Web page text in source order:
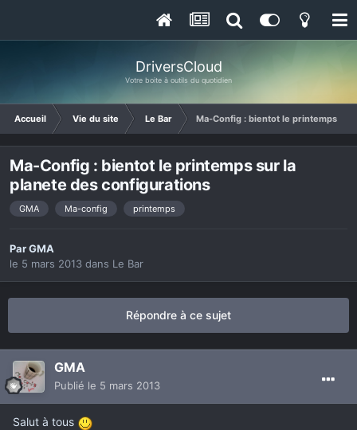
DriversCloud
Votre boite à outils du quotidien
Accueil Vie du site Le Bar Ma-Config : bientot le printemps
Ma-Config : bientot le printemps sur la
planete des configurations
GMA Ma-config printemps
ParGMA
le 5 mars 2013 dans Le Bar
Répondre à ce sujet
GMA
Publié le 5 mars 2013
Salut à tous